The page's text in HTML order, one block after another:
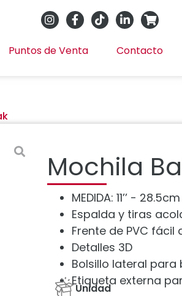
Puntos de Venta Contacto
Mochila
MEDIDA: 11’’ -
Espalda y tiras
Frente de PVC fácil
Detalles 3D
Bolsillo lateral para
Etiqueta externa
Unidad